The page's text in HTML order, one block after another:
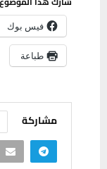
فيس بوك
طباعة
مشاركة